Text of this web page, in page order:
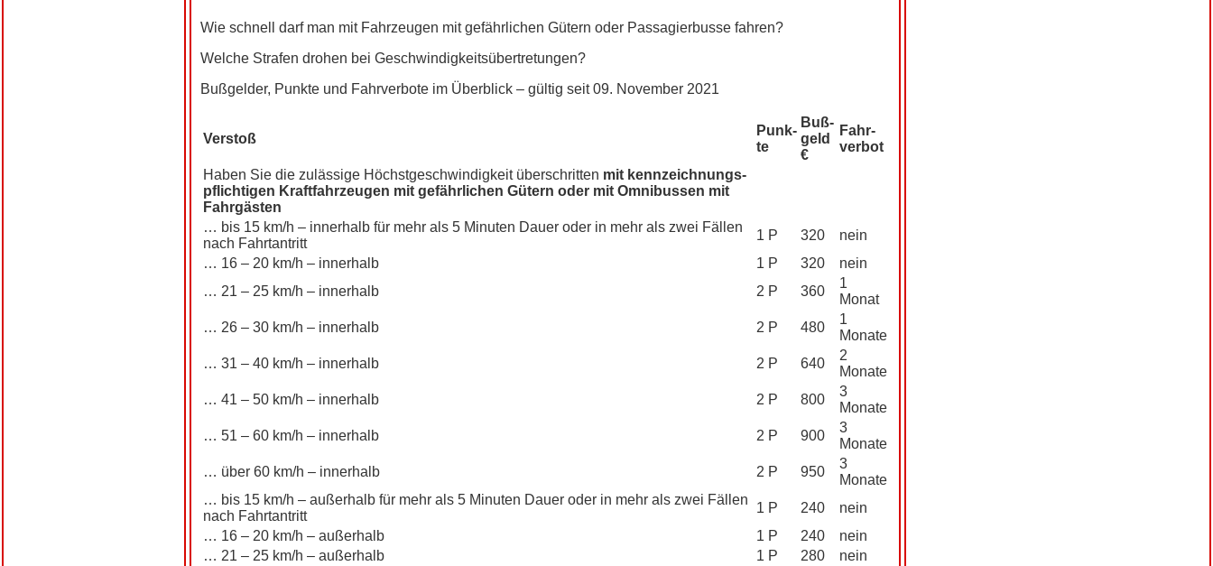
Wie schnell darf man mit Fahrzeugen mit gefährlichen Gütern oder Passagierbusse fahren?
Welche Strafen drohen bei Geschwindigkeitsübertretungen?
Bußgelder, Punkte und Fahrverbote im Überblick – gültig seit 09. November 2021
Verstoß
Punk­
te
Buß­
geld
€
Fahr­
verbot
Haben Sie die zulässige Höchstgeschwindigkeit überschritten mit kennzeichnungs­
pflichtigen Kraftfahrzeugen mit gefährlichen Gütern oder mit Omnibussen mit
Fahrgästen
… bis 15 km/h – innerhalb für mehr als 5 Minuten Dauer oder in mehr als zwei Fällen
nach Fahrtantritt
1 P 320
nein
… 16 – 20 km/h – innerhalb
1 P 320
nein
… 21 – 25 km/h – innerhalb
2 P 360
1
Monat
… 26 – 30 km/h – innerhalb
2 P 480
1
Monate
… 31 – 40 km/h – innerhalb
2 P 640
2
Monate
… 41 – 50 km/h – innerhalb
2 P 800
3
Monate
… 51 – 60 km/h – innerhalb
2 P 900
3
Monate
… über 60 km/h – innerhalb
2 P 950
3
Monate
… bis 15 km/h – außerhalb für mehr als 5 Minuten Dauer oder in mehr als zwei Fällen
nach Fahrtantritt
1 P 240
nein
… 16 – 20 km/h – außerhalb
1 P 240
nein
… 21 – 25 km/h – außerhalb
1 P 280
nein